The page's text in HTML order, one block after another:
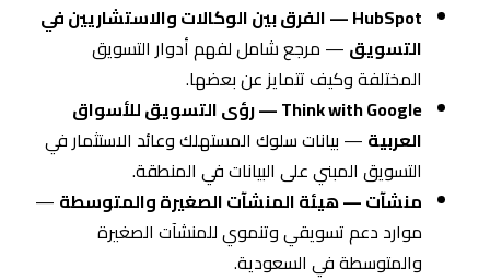
HubSpot — الفرق بين الوكالات والاستشاريين في
التسويق — مرجع شامل لفهم أدوار التسويق
المختلفة وكيف تتمايز عن بعضها.
Think with Google — رؤى التسويق للأسواق
العربية — بيانات سلوك المستهلك وعائد الاستثمار في
التسويق المبني على البيانات في المنطقة.
منشآت — هيئة المنشآت الصغيرة والمتوسطة —
موارد دعم تسويقي وتنموي للمنشآت الصغيرة
والمتوسطة في السعودية.